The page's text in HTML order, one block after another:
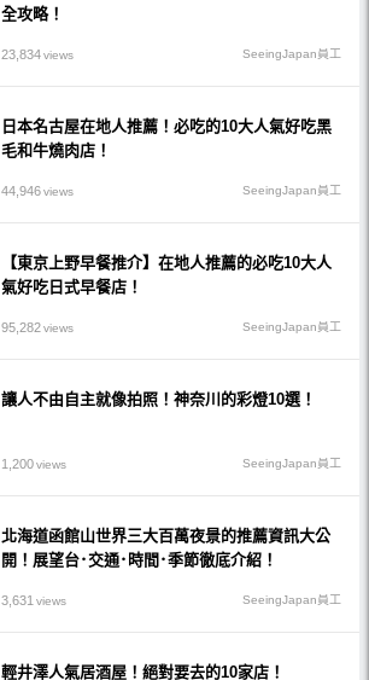
全攻略！
23,834views SeeingJapan員工
日本名古屋在地人推薦！必吃的10大人氣好吃黑
毛和牛燒肉店！
44,946views SeeingJapan員工
【東京上野早餐推介】在地人推薦的必吃10大人
氣好吃日式早餐店！
95,282views SeeingJapan員工
讓人不由自主就像拍照！神奈川的彩燈10選！
1,200views SeeingJapan員工
北海道函館山世界三大百萬夜景的推薦資訊大公
開！展望台･交通･時間･季節徹底介紹！
3,631 views SeeingJapan員工
輕井澤人氣居酒屋！絕對要去的10家店！